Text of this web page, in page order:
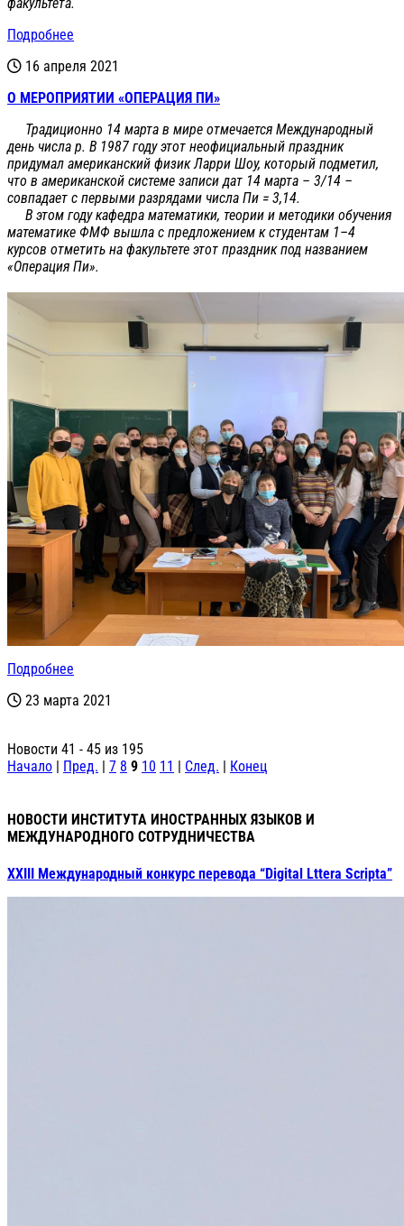
Подробнее
16 апреля 2021
О МЕРОПРИЯТИИ «ОПЕРАЦИЯ ПИ»
Традиционно 14 марта в мире отмечается Международный
день числа p. В 1987 году этот неофициальный праздник
придумал американский физик Ларри Шоу, который подметил,
что в американской системе записи дат 14 марта – 3/14 –
совпадает с первыми разрядами числа Пи = 3,14.
В этом году кафедра математики, теории и методики обучения
математике ФМФ вышла с предложением к студентам 1–4
курсов отметить на факультете этот праздник под названием
«Операция Пи».
Подробнее
23 марта 2021
Новости 41 - 45 из 195
Начало | Пред. | 7 8 9 10 11 | След. | Конец
НОВОСТИ ИНСТИТУТА ИНОСТРАННЫХ ЯЗЫКОВ И
МЕЖДУНАРОДНОГО СОТРУДНИЧЕСТВА
XXIII Международный конкурс перевода “Digital Lttera Scripta”